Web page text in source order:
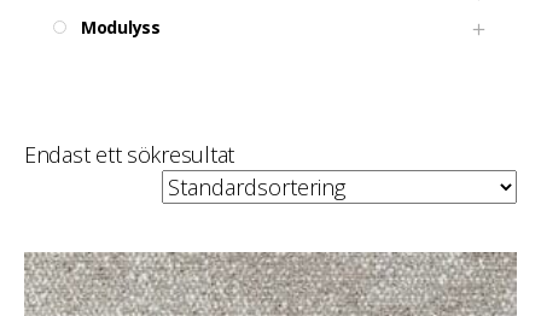
Modulyss
Endast ett sökresultat